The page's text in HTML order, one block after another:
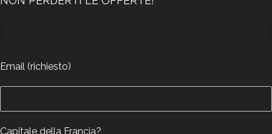
Email (richiesto)
Capitale della Francia?